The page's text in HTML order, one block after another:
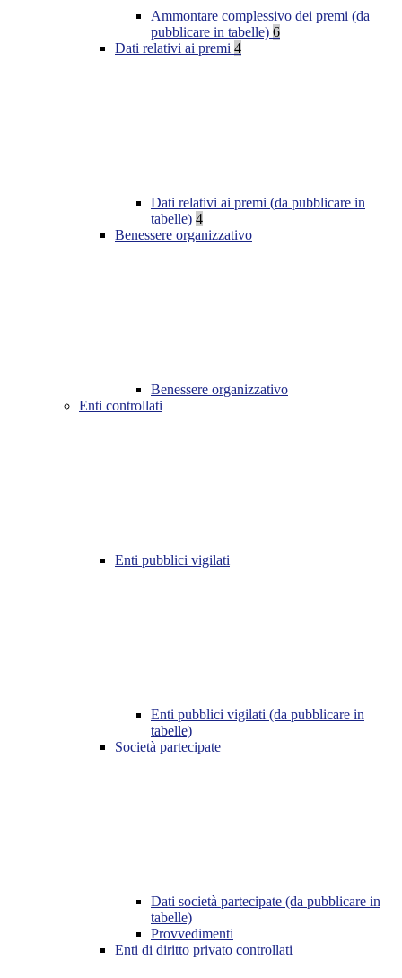
Ammontare complessivo dei premi (da
pubblicare in tabelle) 6
Dati relativi ai premi 4
Dati relativi ai premi (da pubblicare in
tabelle) 4
Benessere organizzativo
Benessere organizzativo
Enti controllati
Enti pubblici vigilati
Enti pubblici vigilati (da pubblicare in
tabelle)
Società partecipate
Dati società partecipate (da pubblicare in
tabelle)
Provvedimenti
Enti di diritto privato controllati